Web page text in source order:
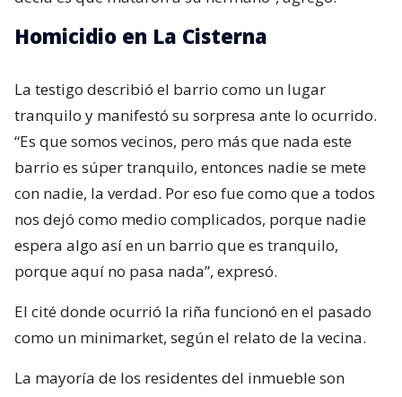
“Es que somos vecinos, pero más que nada este
barrio es súper tranquilo, entonces nadie se mete
nos dejó como medio complicados, porque nadie
espera algo así en un barrio que es tranquilo,
porque aquí no pasa nada”, expresó.
El cité donde ocurrió la riña funcionó en el pasado
como un minimarket, según el relato de la vecina.
La mayoría de los residentes del inmueble son
personas extranjeras, principalmente de
conocen los vecinos del sector. Del mismo modo, la
testigo aseguró que no habían observado conflictos
previos entre ellos.